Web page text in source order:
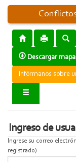
Descargar mapa
Infórmanos sobre
Ingreso de
Ingrese su correo
registrado)